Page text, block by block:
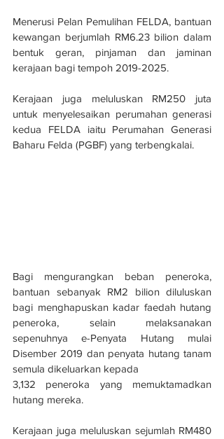
Menerusi Pelan Pemulihan FELDA, bantuan
kewangan berjumlah RM6.23 bilion dalam
bentuk geran, pinjaman dan jaminan
kerajaan bagi tempoh 2019-2025.
Kerajaan juga meluluskan RM250 juta
untuk menyelesaikan perumahan generasi
kedua FELDA iaitu Perumahan Generasi
Baharu Felda (PGBF) yang terbengkalai.
Bagi mengurangkan beban peneroka,
bantuan sebanyak RM2 bilion diluluskan
bagi menghapuskan kadar faedah hutang
peneroka, selain melaksanakan
sepenuhnya e-Penyata Hutang mulai
Disember 2019 dan penyata hutang tanam
semula dikeluarkan kepada
3,132 peneroka yang memuktamadkan
hutang mereka.
Kerajaan juga meluluskan sejumlah RM480